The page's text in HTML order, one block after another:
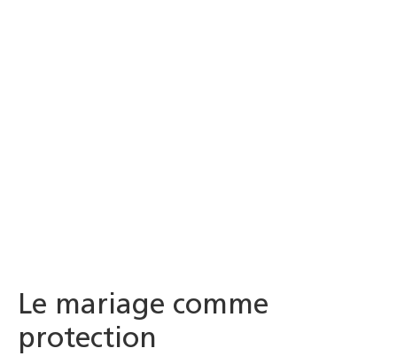
Le mariage comme
protection